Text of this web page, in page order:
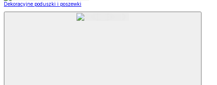
Dekoracyjne poduszki i poszewki